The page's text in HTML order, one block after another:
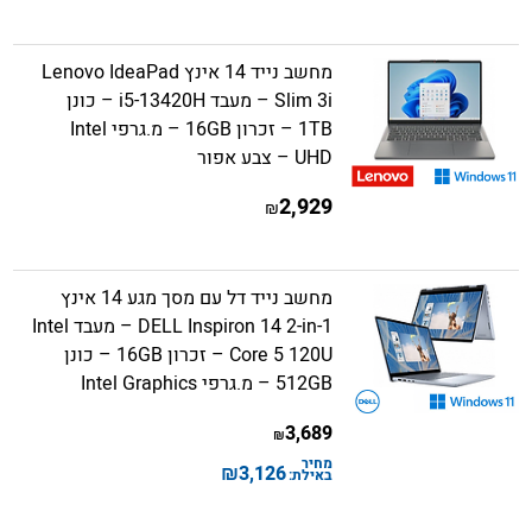
מחשב נייד 14 אינץ Lenovo IdeaPad
Slim 3i – מעבד i5-13420H – כונן
1TB – זכרון 16GB – מ.גרפי Intel
UHD – צבע אפור
2,929
₪
מחשב נייד דל עם מסך מגע 14 אינץ
DELL Inspiron 14 2-in-1 – מעבד Intel
Core 5 120U – זכרון 16GB – כונן
512GB – מ.גרפי Intel Graphics
3,689
₪
מחיר
באילת:3,126
₪